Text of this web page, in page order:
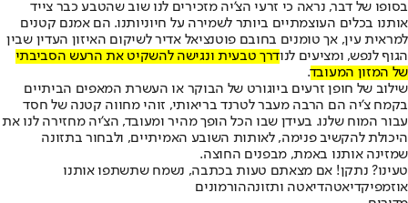
בסופו של דבר, נראה כי זרעי הצ'יה מזכירים לנו שוב שהטבע כבר צייד
אותנו בכלים העוצמתיים ביותר לשמירה על חיוניותנו. הם אמנם קטנים
למראית עין, אך טומנים בחובם פוטנציאל אדיר לשיקום האיזון העדין שבין
הגוף לנפש, ומציעים לנודרך טבעית ונגישה להשקיט את הרעש הסביבתי
של המזון המעובד.
שילוב של חופן זרעים ביוגורט של הבוקר או העשרת המאפים הביתיים
בקמח צ'יה הם הרבה מעבר לטרנד בריאותי, זוהי מחווה קטנה של חסד
עבור המוח שלנו. בעידן שבו הכל הופך מהיר ומעובד, הצ'יה מחזירה לנו את
היכולת להקשיב פנימה, לאותות השובע האמיתיים, ולבחור בתזונה
שמזינה אותנו באמת, מבפנים החוצה.
טעינו? נתקן! אם מצאתם טעות בכתבה, נשמח שתשתפו אותנו
אוזמפיקדיאטהדיאטה ותזונההורמונים